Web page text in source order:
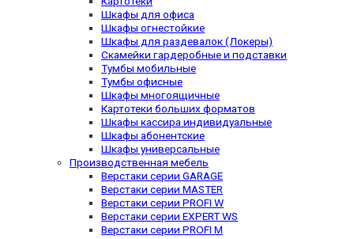
Шкафы для офиса
Шкафы огнестойкие
Шкафы для раздевалок (Локеры)
Скамейки гардеробные и подставки
Тумбы мобильные
Тумбы офисные
Шкафы многоящичные
Картотеки больших форматов
Шкафы кассира индивидуальные
Шкафы абонентские
Шкафы универсальные
Производственная мебель
Верстаки серии GARAGE
Верстаки серии MASTER
Верстаки серии PROFI W
Верстаки серии EXPERT WS
Верстаки серии PROFI M